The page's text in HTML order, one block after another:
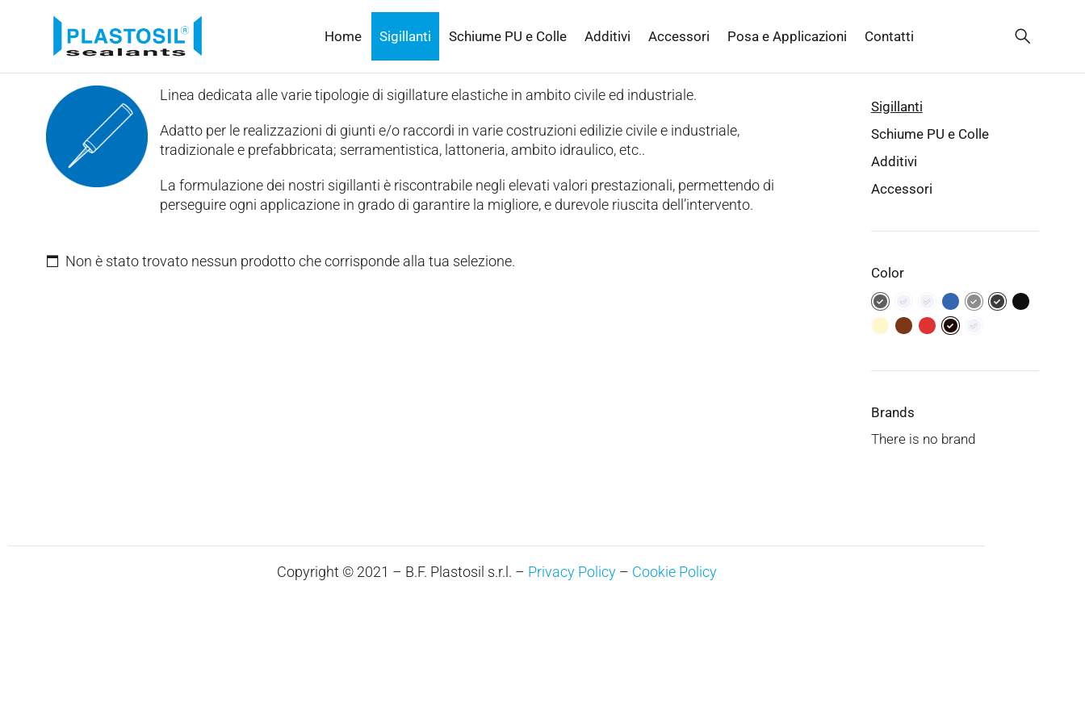
Home Sigillanti Schiume PU e Colle Additivi Accessori Posa e Applicazioni Contatti
Linea dedicata alle varie tipologie di sigillature elastiche in ambito civile ed industriale.
Adatto per le realizzazioni di giunti e/o raccordi in varie costruzioni edilizie civile e industriale,
tradizionale e prefabbricata; serramentistica, lattoneria, ambito idraulico, etc..
La formulazione dei nostri sigillanti è riscontrabile negli elevati valori prestazionali, permettendo di
perseguire ogni applicazione in grado di garantire la migliore, e durevole riuscita dell’intervento.
Non è stato trovato nessun prodotto che corrisponde alla tua selezione.
Sigillanti
Schiume PU e Colle
Additivi
Accessori
Color
Brands
There is no brand
Copyright © 2021 – B.F. Plastosil s.r.l. – Privacy Policy– Cookie Policy